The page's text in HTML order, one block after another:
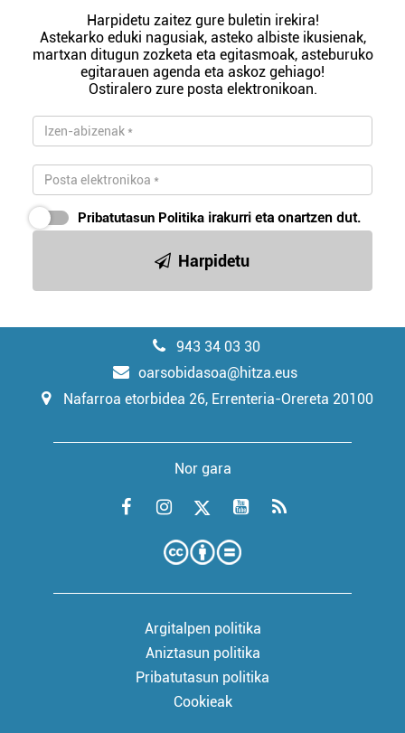
Harpidetu zaitez gure buletin irekira!
Astekarko eduki nagusiak, asteko albiste ikusienak,
martxan ditugun zozketa eta egitasmoak, asteburuko
egitarauen agenda eta askoz gehiago!
Ostiralero zure posta elektronikoan.
Pribatutasun Politika irakurri eta onartzen dut.
Harpidetu
943 34 03 30
oarsobidasoa@hitza.eus
Nafarroa etorbidea 26, Errenteria-Orereta 20100
Nor gara
Argitalpen politika
Aniztasun politika
Pribatutasun politika
Cookieak